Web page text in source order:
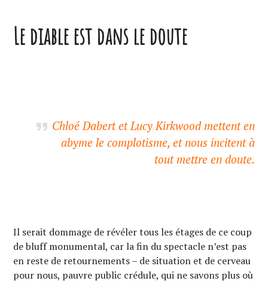
Le diable est dans le doute
Chloé Dabert et Lucy Kirkwood mettent en
abyme le complotisme, et nous incitent à
tout mettre en doute.
Il serait dommage de révéler tous les étages de ce coup
de bluff monumental, car la fin du spectacle n’est pas
en reste de retournements – de situation et de cerveau
pour nous, pauvre public crédule, qui ne savons plus où